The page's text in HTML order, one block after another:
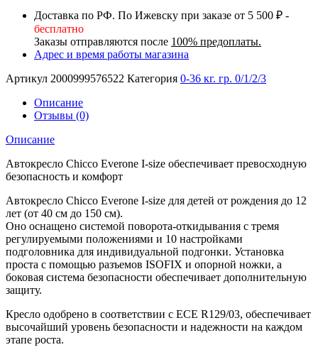
Доставка по РФ. По Ижевску при заказе от 5 500 ₽ -
бесплатно
Заказы отправляются после 100% предоплаты.
Адрес и время работы магазина
Артикул 2000999576522 Категория 0-36 кг. гр. 0/1/2/3
Описание
Отзывы (0)
Описание
Автокресло Chicco Everone I-size обеспечивает превосходную
безопасность и комфорт
Автокресло Chicco Everone I-size для детей от рождения до 12
лет (от 40 см до 150 см).
Оно оснащено системой поворота-откидывания с тремя
регулируемыми положениями и 10 настройками
подголовника для индивидуальной подгонки. Установка
проста с помощью разъемов ISOFIX и опорной ножки, а
боковая система безопасности обеспечивает дополнительную
защиту.
Кресло одобрено в соответствии с ECE R129/03, обеспечивает
высочайший уровень безопасности и надежности на каждом
этапе роста.